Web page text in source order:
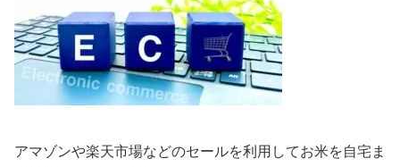
アマゾンや楽天市場などのセールを利用してお米を自宅ま